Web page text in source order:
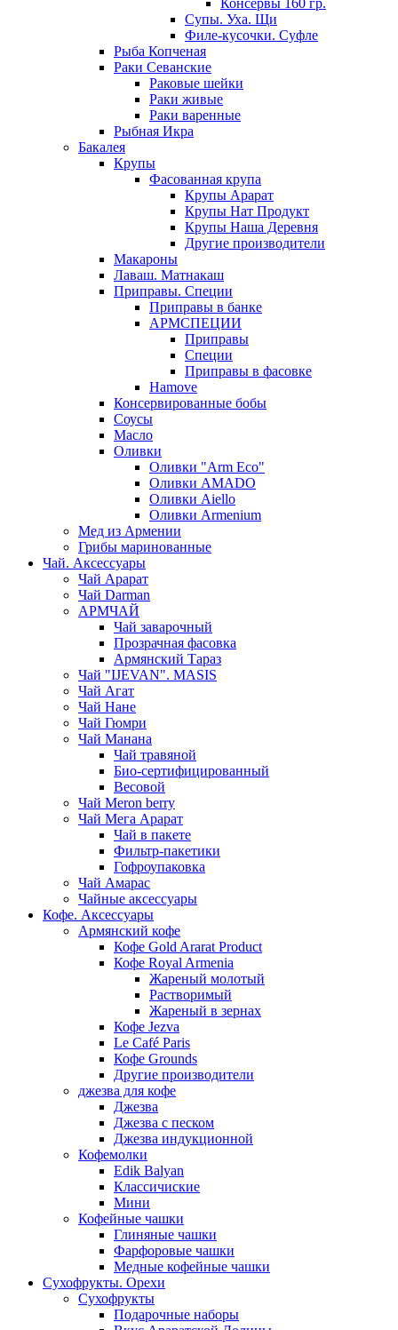
Консервы 160 гр.
Супы. Уха. Щи
Филе-кусочки. Суфле
Рыба Копченая
Раки Севанские
Раковые шейки
Раки живые
Раки варенные
Рыбная Икра
Бакалея
Крупы
Фасованная крупа
Крупы Арарат
Крупы Нат Продукт
Крупы Наша Деревня
Другие производители
Макароны
Лаваш. Матнакаш
Приправы. Специи
Приправы в банке
АРМСПЕЦИИ
Приправы
Специи
Приправы в фасовке
Hamove
Консервированные бобы
Соусы
Масло
Оливки
Оливки "Arm Eco"
Оливки AMADO
Оливки Aiello
Оливки Armenium
Мед из Армении
Грибы маринованные
Чай. Аксессуары
Чай Арарат
Чай Darman
АРМЧАЙ
Чай заварочный
Прозрачная фасовка
Армянский Тараз
Чай "IJEVAN". MASIS
Чай Агат
Чай Нане
Чай Гюмри
Чай Манана
Чай травяной
Био-сертифицированный
Весовой
Чай Meron berry
Чай Мега Арарат
Чай в пакете
Фильтр-пакетики
Гофроупаковка
Чай Амарас
Чайные аксессуары
Кофе. Аксессуары
Армянский кофе
Кофе Gold Ararat Product
Кофе Royal Armenia
Жареный молотый
Растворимый
Жареный в зернах
Кофе Jezva
Le Café Paris
Кофе Grounds
Другие производители
джезва для кофе
Джезва
Джезва с песком
Джезва индукционной
Кофемолки
Edik Balyan
Классичиские
Мини
Кофейные чашки
Глиняные чашки
Фарфоровые чашки
Медные кофейные чашки
Сухофрукты. Орехи
Сухофрукты
Подарочные наборы